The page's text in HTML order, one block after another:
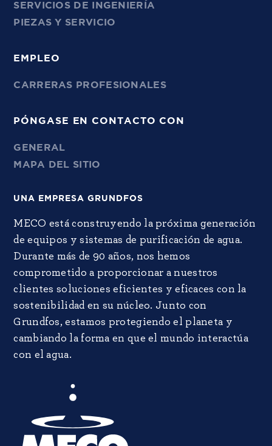
SERVICIOS DE INGENIERÍA
PIEZAS Y SERVICIO
EMPLEO
CARRERAS PROFESIONALES
PÓNGASE EN CONTACTO CON
GENERAL
MAPA DEL SITIO
UNA EMPRESA GRUNDFOS
MECO está construyendo la próxima generación
de equipos y sistemas de purificación de agua.
Durante más de 90 años, nos hemos
comprometido a proporcionar a nuestros
clientes soluciones eficientes y eficaces con la
sostenibilidad en su núcleo. Junto con
Grundfos, estamos protegiendo el planeta y
cambiando la forma en que el mundo interactúa
con el agua.